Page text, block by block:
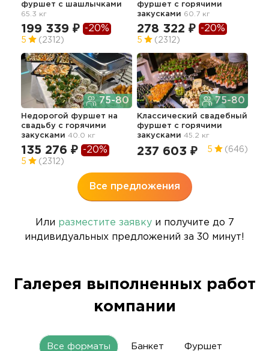
фуршет с шашлычками
65.3 кг
199 339 ₽ -20%
5 (2312)
фуршет с горячими
закусками 60.7 кг
278 322 ₽ -20%
5 (2312)
75-80
Недорогой фуршет на
свадьбу с горячими
закусками 40.0 кг
135 276 ₽ -20%
5 (2312)
75-80
Классический свадебный
фуршет с горячими
закусками 45.2 кг
237 603 ₽ 5 (646)
Все предложения
Или разместите заявкуи получите до 7
индивидуальных предложений за 30 минут!
Галерея выполненных работ
компании
Все форматы Банкет Фуршет